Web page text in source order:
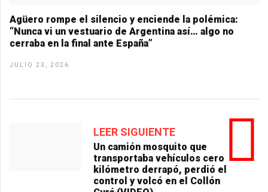
Agüero rompe el silencio y enciende la polémica:
“Nunca vi un vestuario de Argentina así… algo no
cerraba en la final ante España”
JULIO 23, 2026
LEER SIGUIENTE
Un camión mosquito que
transportaba vehículos cero
kilómetro derrapó, perdió el
control y volcó en el Collón